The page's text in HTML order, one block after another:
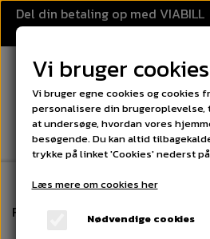
Del din betaling op med
over 499,-
FORSIDE
Forside Floorball
Vi bruger cookies
Vi bruger egne cookies og cookies
personalisere din
at undersøge, hvordan vores
besøgende. Du kan altid
trykke på linket 'Cookies' nederst
Læs mere om cookies her
Nødvendige cookies